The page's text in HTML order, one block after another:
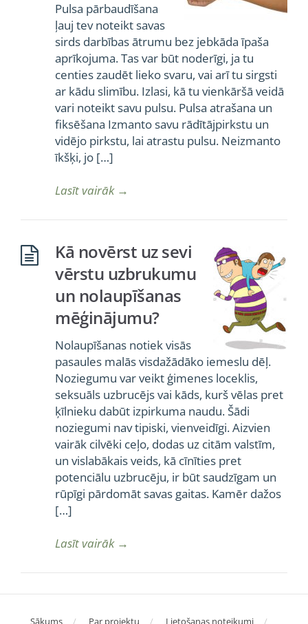
Pulsa pārbaudīšana
ļauj tev noteikt savas
sirds darbības ātrumu bez jebkāda īpaša
aprīkojuma. Tas var būt noderīgi, ja tu
centies zaudēt lieko svaru, vai arī tu sirgsti
ar kādu slimību. Izlasi, kā tu vienkāršā veidā
vari noteikt savu pulsu. Pulsa atrašana un
fiksēšana Izmanto savu rādītājpirkstu un
vidējo pirkstu, lai atrastu pulsu. Neizmanto
īkšķi, jo […]
Lasīt vairāk→
Kā novērst uz sevi
vērstu uzbrukumu
un nolaupīšanas
mēģinājumu?
Nolaupīšanas notiek visās
pasaules malās visdažādāko iemeslu dēļ.
Noziegumu var veikt ģimenes loceklis,
seksuāls uzbrucējs vai kāds, kurš vēlas pret
ķīlnieku dabūt izpirkuma naudu. Šādi
noziegumi nav tipiski, vienveidīgi. Aizvien
vairāk cilvēki ceļo, dodas uz citām valstīm,
un vislabākais veids, kā cīnīties pret
potenciālu uzbrucēju, ir būt saudzīgam un
rūpīgi pārdomāt savas gaitas. Kamēr dažos
[…]
Lasīt vairāk→
Sākums Par projektu Lietošanas noteikumi